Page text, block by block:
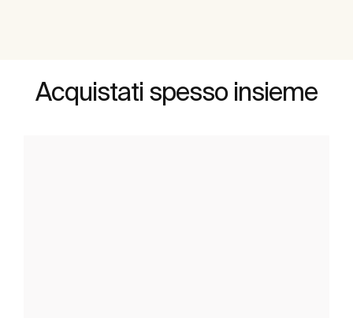
Acquistati spesso insieme